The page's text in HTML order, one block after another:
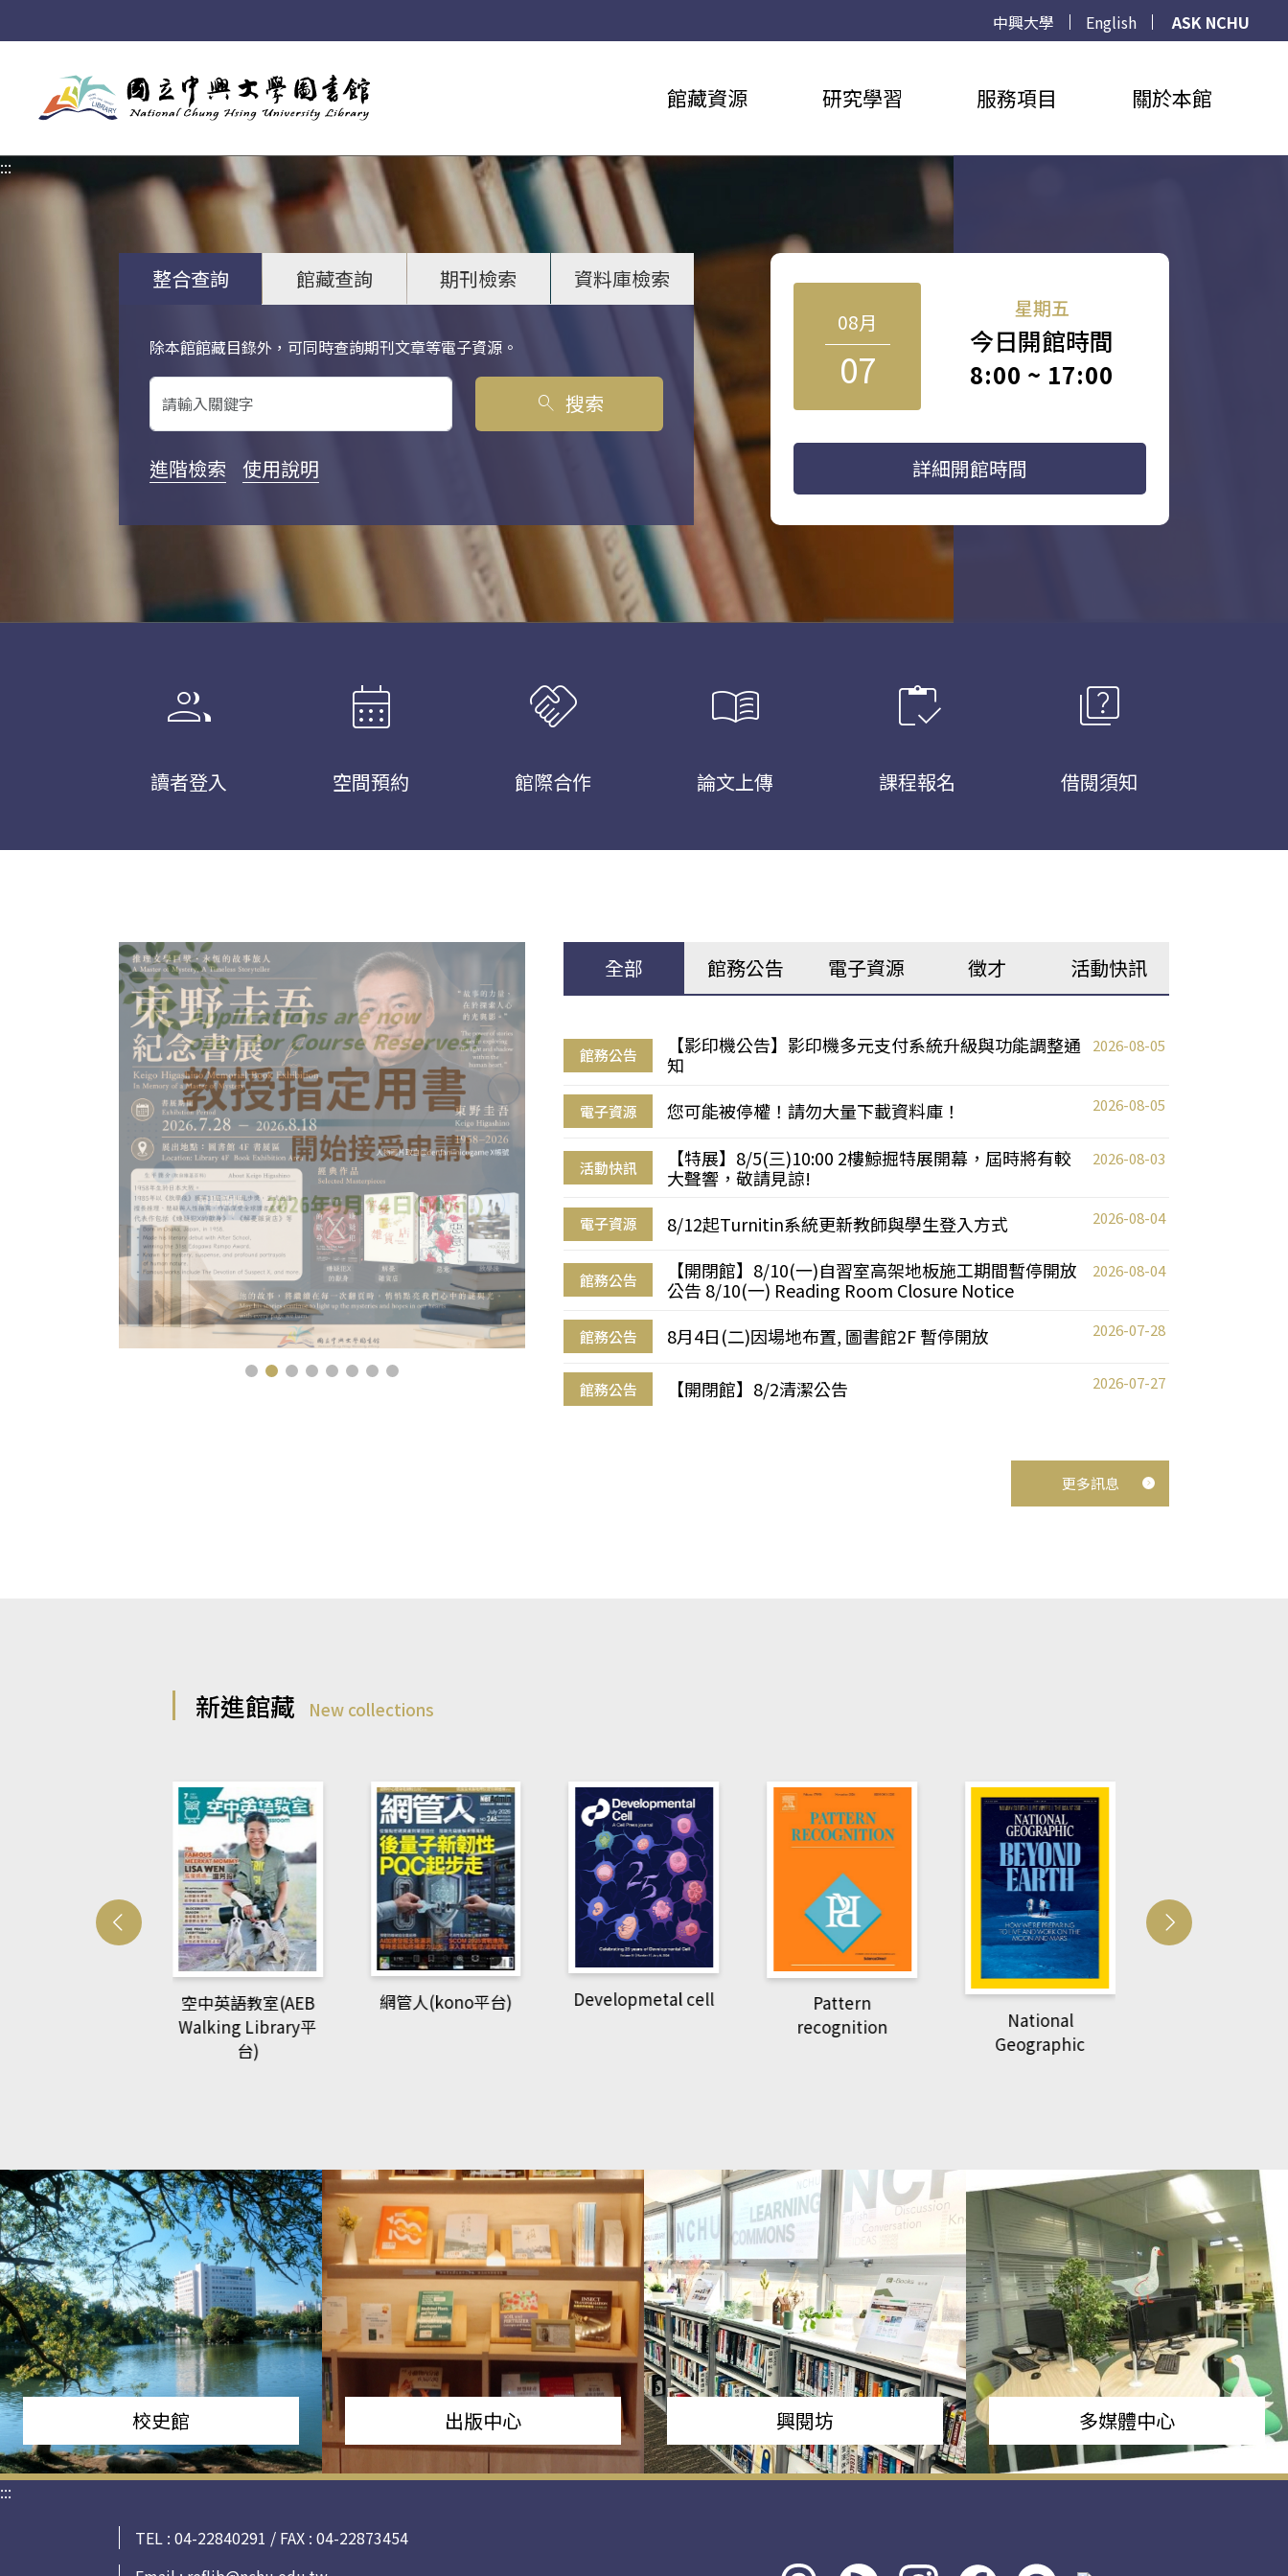
中興大學 English
ASK NCHU
館藏資源 研究學習 服務項目 關於本館
:::
整合查詢 館藏查詢 期刊檢索 資料庫檢索
除本館館藏目錄外，可同時查詢期刊文章等電子資源。
關鍵字搜尋
search 搜索
進階檢索 使用說明
08月
07
星期五
今日開館時間
8:00 ~ 17:00
詳細開館時間
group
讀者登入
calendar_month
空間預約
handshake
館際合作
menu_book
論文上傳
inventory
課程報名
quiz
借閱須知
全部 館務公告 電子資源 徵才 活動快訊
館務公告
【影印機公告】影印機多元支付系統升級與功能調整通
知
2026-08-05
電子資源 您可能被停權！請勿大量下載資料庫！ 2026-08-05
活動快訊
【特展】8/5(三)10:00 2樓鯨掘特展開幕，屆時將有較
大聲響，敬請見諒!
2026-08-03
電子資源 8/12起Turnitin系統更新教師與學生登入方式 2026-08-04
館務公告
【開閉館】8/10(一)自習室高架地板施工期間暫停開放
公告 8/10(一) Reading Room Closure Notice
2026-08-04
館務公告 8月4日(二)因場地布置, 圖書館2F 暫停開放 2026-07-28
館務公告 【開閉館】8/2清潔公告 2026-07-27
更多訊息
新進館藏 New collections
網管人(kono平台) Developmetal cell
Pattern
National
Geographic
Harvard Business
Review
校史館 出版中心 興閱坊 多媒體中心
:::
TEL : 04-22840291 / FAX : 04-22873454